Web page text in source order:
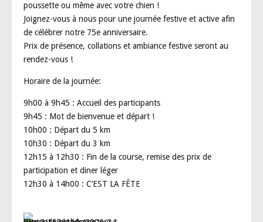
poussette ou même avec votre chien !
Joignez-vous à nous pour une journée festive et active afin
de célébrer notre 75e anniversaire.
Prix de présence, collations et ambiance festive seront au
rendez-vous !
Horaire de la journée:
9h00 à 9h45 : Accueil des participants
9h45 : Mot de bienvenue et départ !
10h00 : Départ du 5 km
10h30 : Départ du 3 km
12h15 à 12h30 : Fin de la course, remise des prix de
participation et diner léger
12h30 à 14h00 : C’EST LA FÊTE